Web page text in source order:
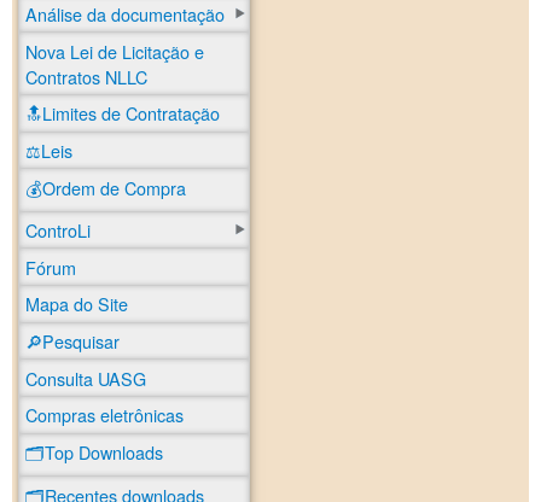
Análise da documentação
Nova Lei de Licitação e
Contratos NLLC
🔝Limites de Contratação
⚖️Leis
💰Ordem de Compra
ControLi
Fórum
Mapa do Site
🔎Pesquisar
Consulta UASG
Compras eletrônicas
🗂️Top Downloads
🗂️Recentes downloads